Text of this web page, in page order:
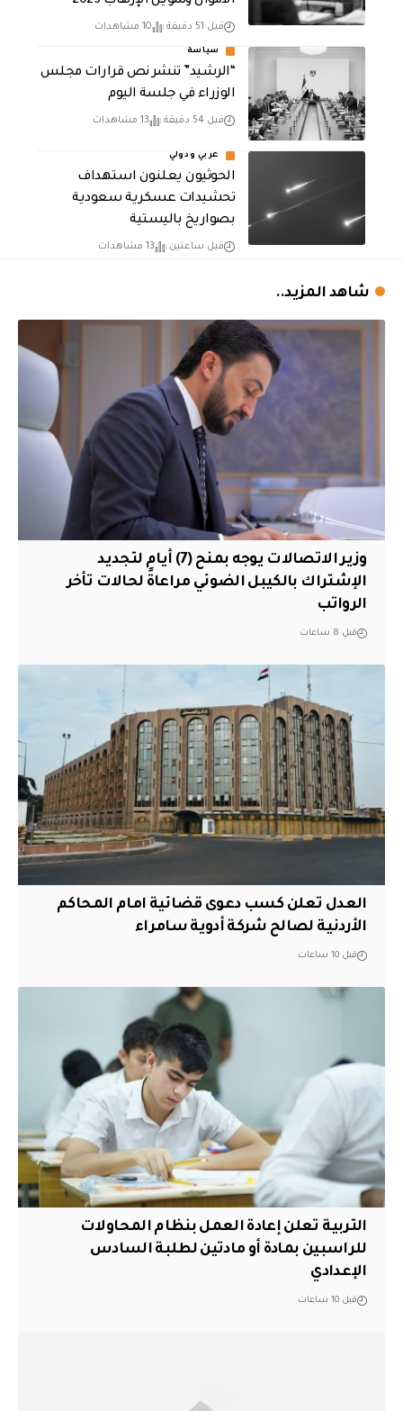
قبل 51 دقيقة 10 مشاهدات
سياسة
“الرشيد” تنشر نص قرارات مجلس
الوزراء في جلسة اليوم
قبل 54 دقيقة 13 مشاهدات
عربي ودولي
الحوثيون يعلنون استهداف
تحشيدات عسكرية سعودية
بصواريخ باليستية
قبل ساعتين 13 مشاهدات
شاهد المزيد..
وزير الاتصالات يوجه بمنح (7) أيام لتجديد
الإشتراك بالكيبل الضوئي مراعاةً لحالات تأخر
الرواتب
قبل 8 ساعات
العدل تعلن كسب دعوى قضائية امام المحاكم
الأردنية لصالح شركة أدوية سامراء
قبل 10 ساعات
التربية تعلن إعادة العمل بنظام المحاولات
للراسبين بمادة أو مادتين لطلبة السادس
الإعدادي
قبل 10 ساعات